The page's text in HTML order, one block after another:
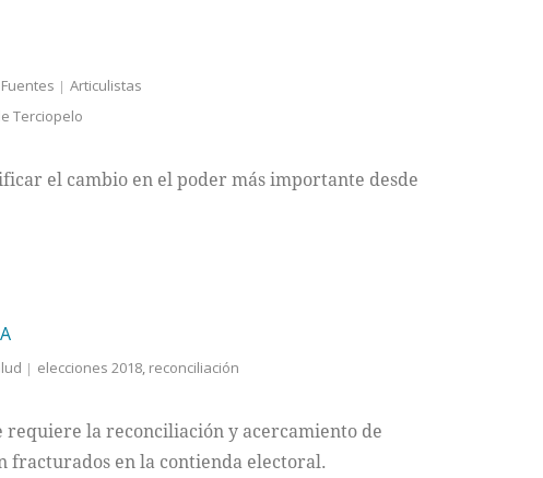
Articulistas
Terciopelo
el cambio en el poder más importante desde
elecciones 2018, reconciliación
requiere la reconciliación y acercamiento de
fracturados en la contienda electoral.